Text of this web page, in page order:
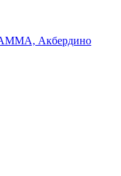
Акбердино